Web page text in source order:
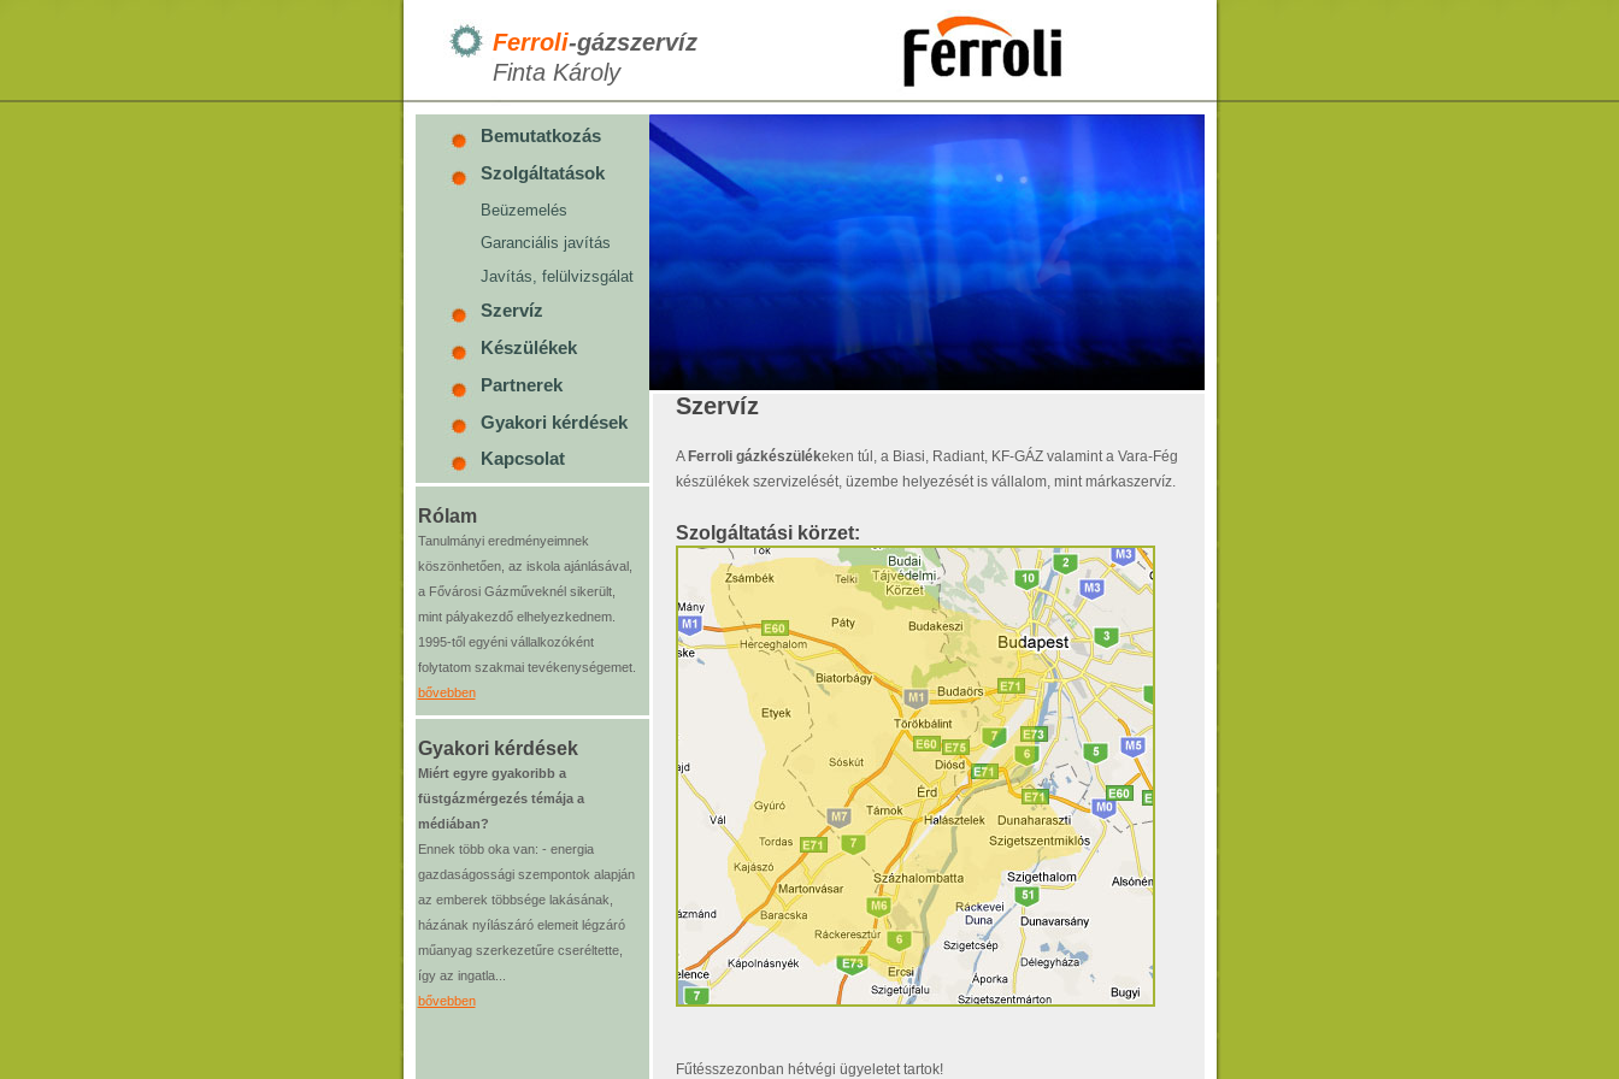
Ferroli-gázszervíz
Finta Károly
Bemutatkozás
Szolgáltatások
Beüzemelés
Garanciális javítás
Javítás, felülvizsgálat
Szervíz
Készülékek
Partnerek
Gyakori kérdések
Kapcsolat
Rólam
Tanulmányi eredményeimnek
köszönhetően, az iskola ajánlásával,
a Fővárosi Gázműveknél sikerült,
mint pályakezdő elhelyezkednem.
1995-től egyéni vállalkozóként
folytatom szakmai tevékenységemet.
bővebben
Gyakori kérdések
Miért egyre gyakoribb a
füstgázmérgezés témája a
médiában?
Ennek több oka van: - energia
gazdaságossági szempontok alapján
az emberek többsége lakásának,
házának nyílászáró elemeit légzáró
műanyag szerkezetűre cseréltette,
így az ingatla...
bővebben
Szervíz
A Ferroli gázkészülékeken túl, a Biasi, Radiant, KF-GÁZ valamint a Vara-Fég
készülékek szervizelését, üzembe helyezését is vállalom, mint márkaszervíz.
Szolgáltatási körzet:
Fűtésszezonban hétvégi ügyeletet tartok!